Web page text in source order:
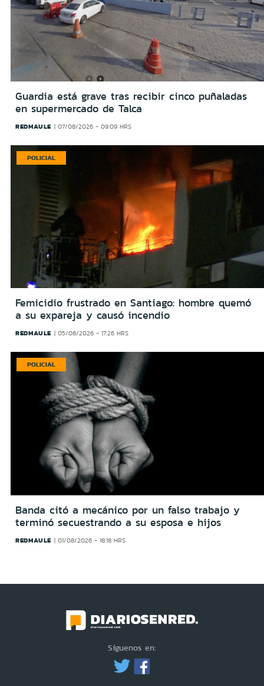
Guardia está grave tras recibir cinco puñaladas
en supermercado de Talca
REDMAULE 07/08/2026 - 09:09 HRS
POLICIAL
Femicidio frustrado en Santiago: hombre quemó
a su expareja y causó incendio
REDMAULE 05/08/2026 - 17:26 HRS
POLICIAL
Banda citó a mecánico por un falso trabajo y
terminó secuestrando a su esposa e hijos
REDMAULE 01/08/2026 - 18:18 HRS
Síguenos en: